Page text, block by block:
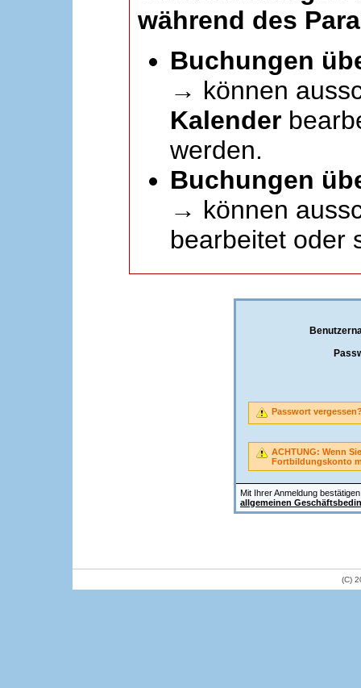
während des
Buchungen
→ können
Kalender
werden.
Buchungen
→ können
bearbeitet oder
Mit Ihrer Anmeldung
allgemeinen
Passwort
ACHTUNG: Wenn
Fortbildungskonto
(C)